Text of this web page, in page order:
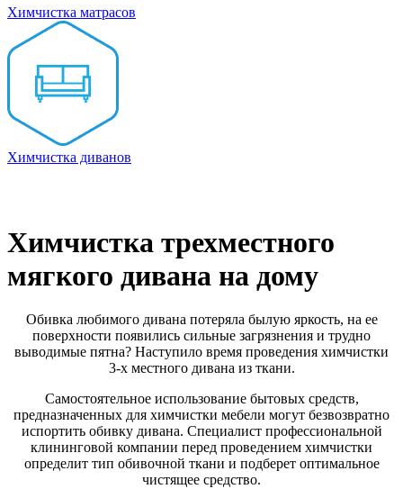
Химчистка матрасов
Химчистка диванов
Химчистка трехместного
мягкого дивана на дому
Обивка любимого дивана потеряла былую яркость, на ее
поверхности появились сильные загрязнения и трудно
выводимые пятна? Наступило время проведения химчистки
3-х местного дивана из ткани.
Самостоятельное использование бытовых средств,
предназначенных для химчистки мебели могут безвозвратно
испортить обивку дивана. Специалист профессиональной
клининговой компании перед проведением химчистки
определит тип обивочной ткани и подберет оптимальное
чистящее средство.